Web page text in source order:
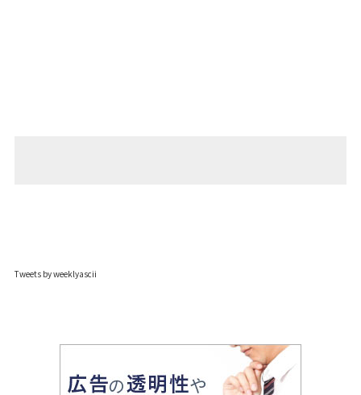
Tweets by weeklyascii